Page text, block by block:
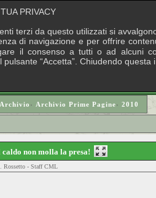
Archivio › Archivio Prime Pagine› 2010
non molla la presa!
Rossetto - Staff CML
PRIVACY
terzi da questo utilizzati si
di navigazione e per offrire
il consenso a tutti o ad alcuni
pulsante “Accetta”. Chiudendo